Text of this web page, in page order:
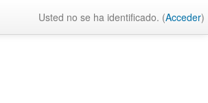
Usted no se ha identificado. (Acceder)